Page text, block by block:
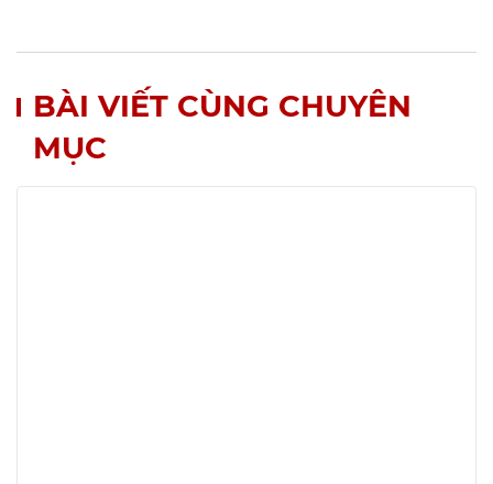
BÀI VIẾT CÙNG CHUYÊN
MỤC